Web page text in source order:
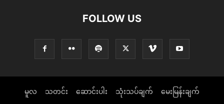
FOLLOW US
မူလ သတင်း ဆောင်းပါး သုံးသပ်ချက် မေးမြန်းချက်